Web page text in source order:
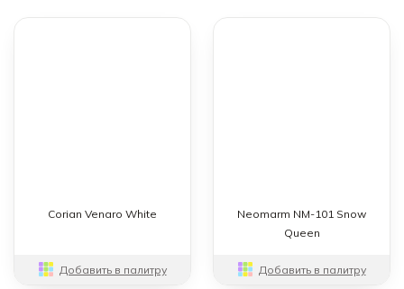
Corian Venaro White
Добавить в палитру
Neomarm NM-101 Snow
Queen
Добавить в палитру